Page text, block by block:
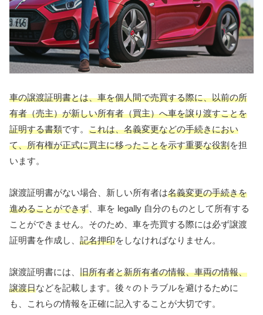
車の譲渡証明書とは、車を個人間で売買する際に、以前の所
有者（売主）が新しい所有者（買主）へ車を譲り渡すことを
証明する書類です。 これは、名義変更などの手続きにおい
て、所有権が正式に買主に移ったことを示す重要な役割を担
います。
譲渡証明書がない場合、新しい所有者は名義変更の手続きを
進めることができず 、車を legally 自分のものとして所有する
ことができません。そのため、車を売買する際には必ず譲渡
証明書を作成し、 記名押印をしなければなりません。
譲渡証明書には、 旧所有者と新所有者の情報、車両の情報、
譲渡日などを記載します。後々のトラブルを避けるために
も、これらの情報を正確に記入することが大切です。